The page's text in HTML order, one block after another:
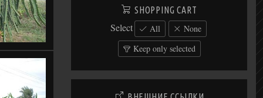
SHOPPING CART
Select All
None
Keep only selected